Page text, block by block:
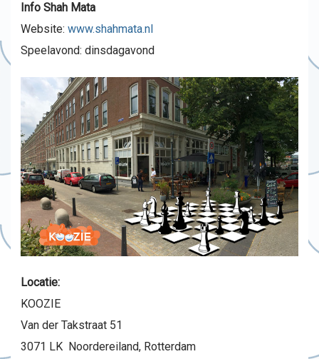
Info Shah Mata
Website: www.shahmata.nl
Speelavond: dinsdagavond
Locatie:
KOOZIE
Van der Takstraat 51
3071 LK Noordereiland, Rotterdam